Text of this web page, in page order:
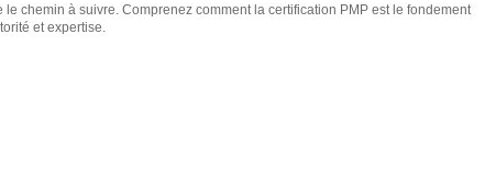
chemin à suivre. Comprenez comment la certification PMP est le fondement
et expertise.